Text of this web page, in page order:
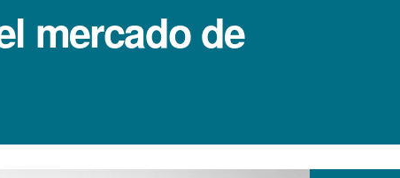
mercado de